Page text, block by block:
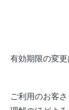
有効期限の変更
ご利用のお客